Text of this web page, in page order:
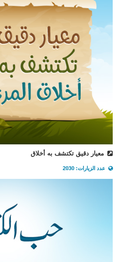
معيار دقيق تكتشف به أخلاق
عدد الزيارات: 2030